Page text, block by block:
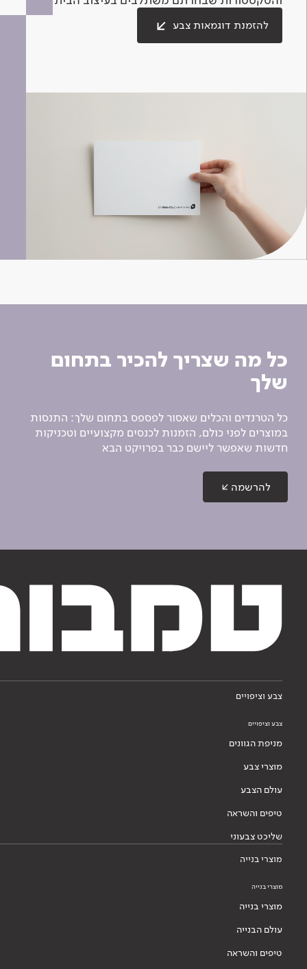
להזמנת דוגמאות צבע
כל מה שצריך להכיר בתחום
שלך
כל הטרנדים והכלים שאסור לפספס בתחום שלך: התנסות
במוצרים לפני כולם, הזמנות לכנסים מקצועיים וטכניקות
חדשות שאפשר ליישם כבר בפרויקט הבא
להרשמה
צבע וציפויים
צבע וציפויים
מניפת הגוונים
מוצרי צבע
עולם הצבע
טיפים והשראה
שליכט צבעוני
מוצרי בנייה
מוצרי בנייה
מוצרי בנייה
עולם הבנייה
טיפים והשראה